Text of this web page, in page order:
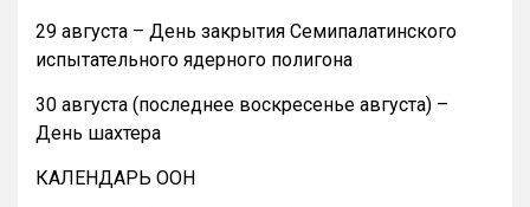
29 августа – День закрытия Семипалатинского
испытательного ядерного полигона
30 августа (последнее воскресенье августа) –
День шахтера
КАЛЕНДАРЬ ООН